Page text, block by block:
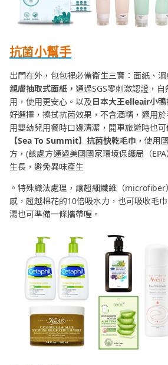
抗菌小幫手
出門在外，包包裡必備衛生三寶：面紙、濕
親膚抽取式面紙， 通過SGS零刺激認證，
用，使用更安心。以及日本大王elleair小
好選擇，擦拭抗菌效果，不含酒精，適用
用嬰幼兒用餐時口邊清潔，開車旅遊時也
【Sea To Summit】抗菌快乾毛巾 ，使用
方，(該處方通過美國國家環境保護局（
生長，避免異味產生
。特殊織法處理，讓超細纖維（
感，超越棉花的10倍吸水力，也可吸收毛
湯也可準備一條攜帶喔。